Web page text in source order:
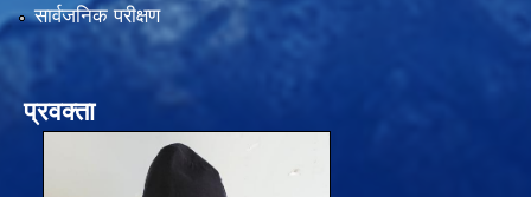
सार्वजनिक परीक्षण
प्रवक्ता